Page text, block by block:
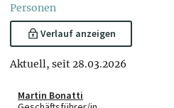
Personen
Verlauf anzeigen
Aktuell, seit 28.03.2026
Martin Bonatti